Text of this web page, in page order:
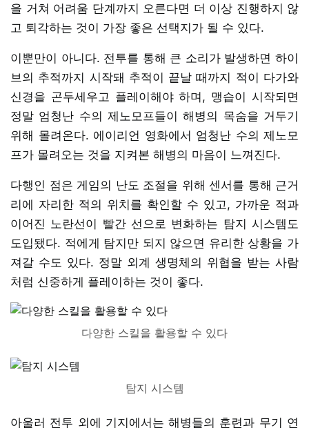
을 거쳐 어려움 단계까지 오른다면 더 이상 진행하지 않
고 퇴각하는 것이 가장 좋은 선택지가 될 수 있다.
이뿐만이 아니다. 전투를 통해 큰 소리가 발생하면 하이
브의 추적까지 시작돼 추적이 끝날 때까지 적이 다가와
신경을 곤두세우고 플레이해야 하며, 맹습이 시작되면
정말 엄청난 수의 제노모프들이 해병의 목숨을 거두기
위해 몰려온다. 에이리언 영화에서 엄청난 수의 제노모
프가 몰려오는 것을 지켜본 해병의 마음이 느껴진다.
다행인 점은 게임의 난도 조절을 위해 센서를 통해 근거
리에 자리한 적의 위치를 확인할 수 있고, 가까운 적과
이어진 노란선이 빨간 선으로 변화하는 탐지 시스템도
도입됐다. 적에게 탐지만 되지 않으면 유리한 상황을 가
져갈 수도 있다. 정말 외계 생명체의 위협을 받는 사람
처럼 신중하게 플레이하는 것이 좋다.
다양한 스킬을 활용할 수 있다
탐지 시스템
아울러 전투 외에 기지에서는 해병들의 훈련과 무기 연